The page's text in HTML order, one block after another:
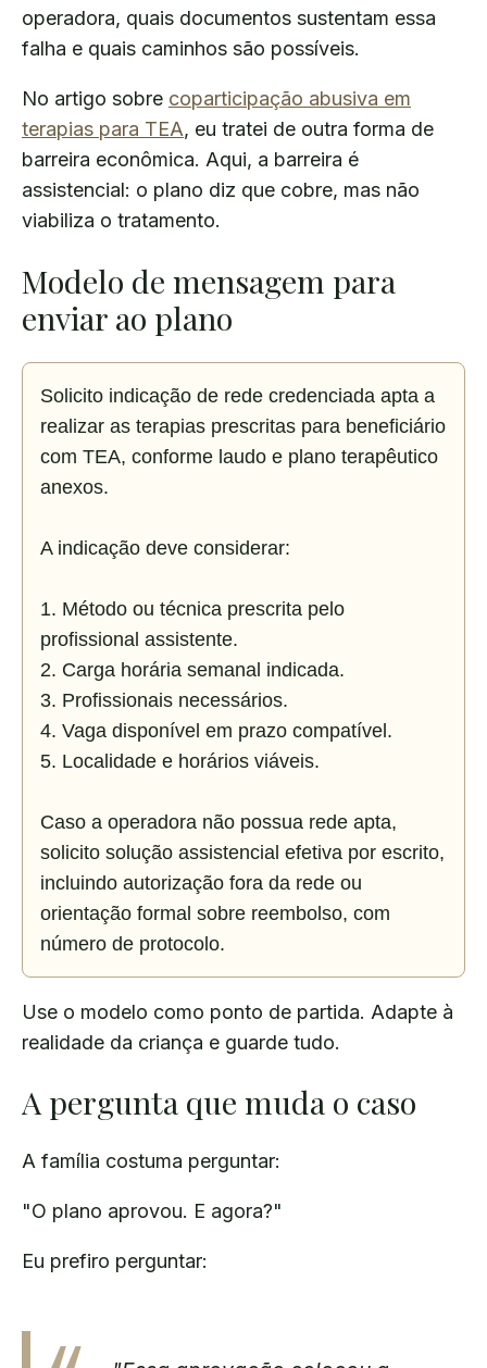
operadora, quais documentos sustentam essa
falha e quais caminhos são possíveis.
No artigo sobre coparticipação abusiva em
terapias para TEA, eu tratei de outra forma de
barreira econômica. Aqui, a barreira é
assistencial: o plano diz que cobre, mas não
viabiliza o tratamento.
Modelo de mensagem para
enviar ao plano
Solicito indicação de rede credenciada apta a
realizar as terapias prescritas para beneficiário
com TEA, conforme laudo e plano terapêutico
anexos.
A indicação deve considerar:
1. Método ou técnica prescrita pelo
profissional assistente.
2. Carga horária semanal indicada.
3. Profissionais necessários.
4. Vaga disponível em prazo compatível.
5. Localidade e horários viáveis.
Caso a operadora não possua rede apta,
solicito solução assistencial efetiva por escrito,
incluindo autorização fora da rede ou
orientação formal sobre reembolso, com
Use o modelo como ponto de partida. Adapte à
realidade da criança e guarde tudo.
A pergunta que muda o caso
A família costuma perguntar:
"O plano aprovou. E agora?"
Eu prefiro perguntar: